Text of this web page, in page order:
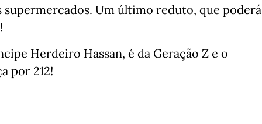
Um último reduto, que poderá
Herdeiro Hassan, é da Geração Z e o
por 212!